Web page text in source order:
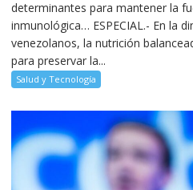
determinantes para mantener la
inmunológica… ESPECIAL.- En la
venezolanos, la nutrición
para preservar la...
Salud y Tecnología